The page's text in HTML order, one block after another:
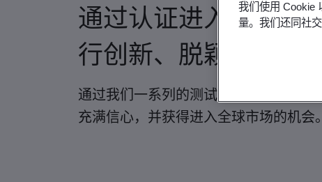
通过认证进入市场、
行创新、脱颖而出
通过我们一系列的测试和认证服务，让
充满信心，并获得进入全球市场的机会。
我们使用 Cookie
量。我们还同社